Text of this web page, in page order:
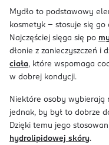
Mydło to podstawowy
kosmetyk – stosuje się
Najczęściej sięga się po
dłonie z zanieczyszczeń i
ciała, które wspomaga
w dobrej kondycji.
Niektóre osoby wybierają
jednak, by był to dobrze
Dzięki temu jego
hydrolipidowej skóry.